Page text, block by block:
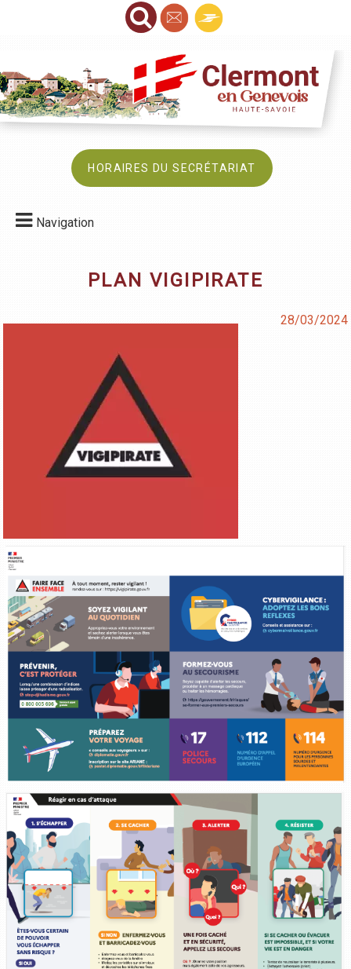
HORAIRES DU SECRÉTARIAT
Navigation
PLAN VIGIPIRATE
28/03/2024